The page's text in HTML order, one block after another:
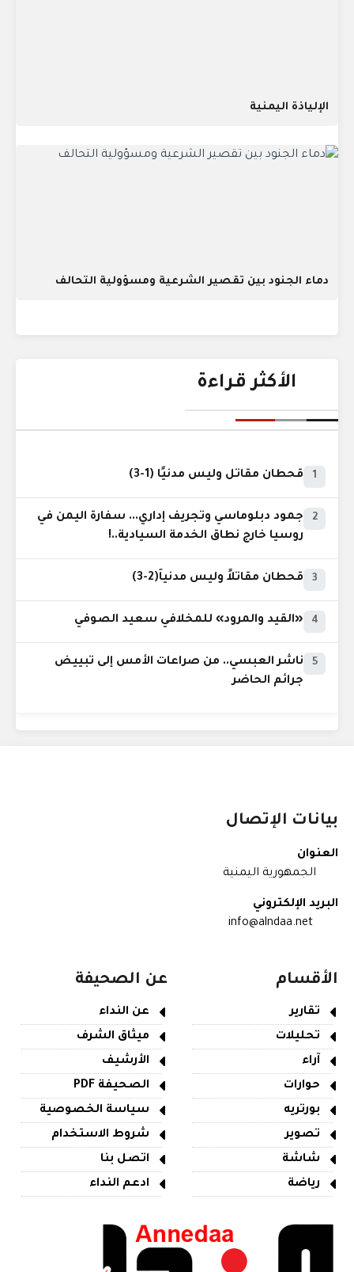
الإلياذة اليمنية
دماء الجنود بين تقصير الشرعية ومسؤولية التحالف
الأكثر قراءة
1 قحطان مقاتل وليس مدنيًا (1-3)
2
جمود دبلوماسي وتجريف إداري... سفارة اليمن في
روسيا خارج نطاق الخدمة السيادية..!
3 قحطان مقاتلاً وليس مدنياً(2-3)
4 «القيد والمرود» للمخلافي سعيد الصوفي
5
ناشر العبسي.. من صراعات الأمس إلى تبييض
جرائم الحاضر
بيانات الإتصال
العنوان
الجمهورية اليمنية
البريد الإلكتروني
info@alndaa.net
الأقسام
تقارير
تحليلات
آراء
حوارات
بورتريه
تصوير
شاشة
رياضة
عن الصحيفة
عن النداء
ميثاق الشرف
الأرشيف
الصحيفة PDF
سياسة الخصوصية
شروط الاستخدام
اتصل بنا
ادعم النداء